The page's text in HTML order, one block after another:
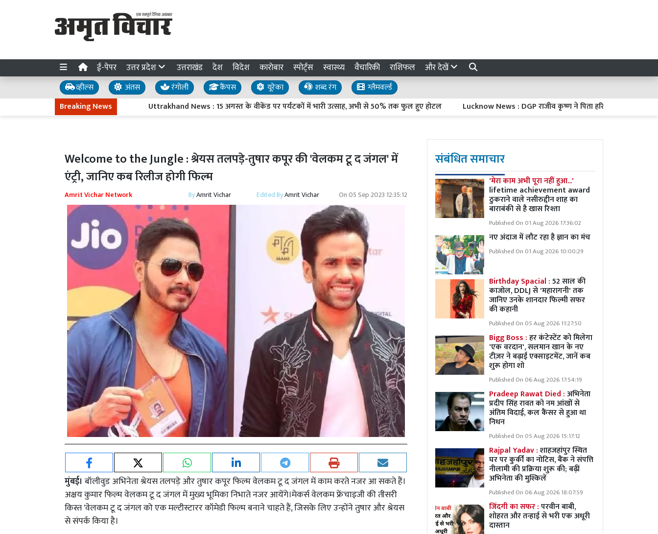
ई-पेपर उत्तर प्रदेश उत्तराखंड देश विदेश कारोबार स्पोर्ट्स स्वास्थ्य वैचारिकी राशिफल और देखें
व्हील्स अंतस रंगोली कैंपस यूरेका शब्द रंग
ग्लैमवर्ल्ड
Breaking News
Uttrakhand News : 15 अगस्त के वीकेंड पर पर्यटकों में भारी उत्साह, अभी से 50% तक फुल हुए होटल Lucknow News : DGP राजीव कृष्ण ने पिता हरिकिशन मित्तल को दी
Welcome to the Jungle : श्रेयस तलपड़े-तुषार कपूर की 'वेलकम टू द जंगल' में
एंट्री, जानिए कब रिलीज होगी फिल्म
Amrit Vichar Network ByAmrit Vichar Edited ByAmrit Vichar On05 Sep 2023 12:35:12
मुंबई। बॉलीवुड अभिनेता श्रेयस तलपड़े और तुषार कपूर फिल्म वेलकम टू द जंगल में काम करते नजर आ सकते हैं।
अक्षय कुमार फिल्म वेलकम टू द जंगल में मुख्य भूमिका निभाते नजर आयेंगे।मेकर्स वेलकम फ्रेंचाइजी की तीसरी
किस्त 'वेलकम टू द जंगल को एक मल्टीस्टारर कॉमेडी फिल्म बनाने चाहते हैं, जिसके लिए उन्होंने तुषार और श्रेयस
से संपर्क किया है।
संबंधित समाचार
'मेरा काम अभी पूरा नहीं हुआ...'
lifetime achievement award
ठुकराने वाले नसीरुद्दीन शाह का
बाराबंकी से है खास रिश्ता
Published On 01 Aug 2026 17:36:02
नए अंदाज में लौट रहा है ज्ञान का मंच
Published On 01 Aug 2026 10:00:29
Birthday Spacial :52 साल की
काजोल, DDLJ से 'महारागनी' तक
जानिए उनके शानदार फिल्मी सफर
की कहानी
Published On 05 Aug 2026 11:27:50
Bigg Boss :हर कंटेस्टेंट को मिलेगा
'एक वरदान', सलमान खान के नए
टीज़र ने बढ़ाई एक्साइटमेंट, जानें कब
शुरू होगा शो
Published On 06 Aug 2026 17:54:19
Pradeep Rawat Died :अभिनेता
प्रदीप सिंह रावत को नम आंखों से
अंतिम विदाई, कल कैंसर से हुआ था
निधन
Published On 05 Aug 2026 15:17:12
Rajpal Yadav :शाहजहांपुर स्थित
घर पर कुर्की का नोटिस, बैंक ने संपत्ति
नीलामी की प्रक्रिया शुरू की; बढ़ीं
अभिनेता की मुश्किलें
Published On 06 Aug 2026 18:07:59
जिंदगी का सफर :परवीन बाबी,
शोहरत और तन्हाई से भरी एक अधूरी
दास्तान